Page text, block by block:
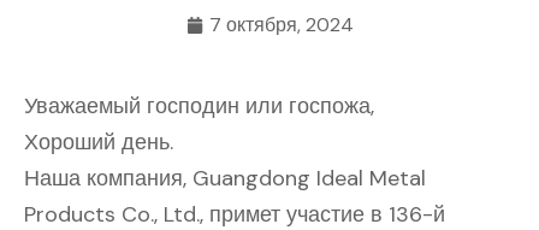
7 октября, 2024
Уважаемый господин или госпожа,
Хороший день.
Наша компания, Guangdong Ideal Metal
Products Co., Ltd., примет участие в 136-й